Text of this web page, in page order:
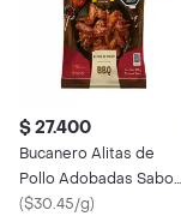
$ 27.400
Bucanero Alitas de
Pollo Adobadas Sabor
a Bbq
($30.45/g)